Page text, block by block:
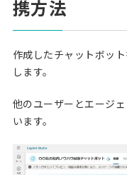
携方法
作成したチャットボッ
します。
他のユーザーとエージ
います。